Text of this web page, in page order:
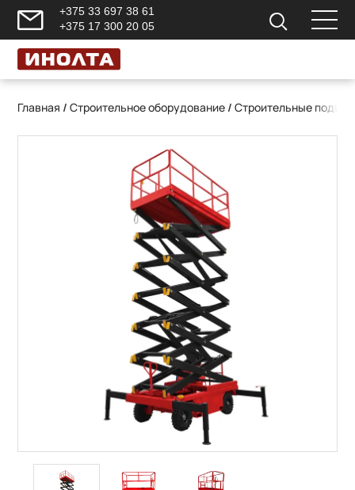
+375 33 697 38 61
+375 17 300 20 05
Главная /Строительное оборудование /Строительные